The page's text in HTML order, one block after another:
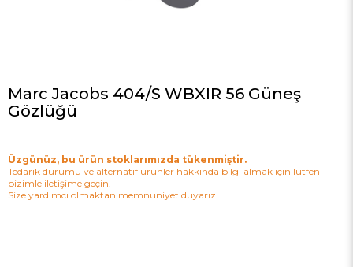
Marc Jacobs 404/S WBXIR 56 Güneş
Gözlüğü
Üzgünüz, bu ürün stoklarımızda tükenmiştir.
Tedarik durumu ve alternatif ürünler hakkında bilgi almak için lütfen
bizimle iletişime geçin.
Size yardımcı olmaktan memnuniyet duyarız.